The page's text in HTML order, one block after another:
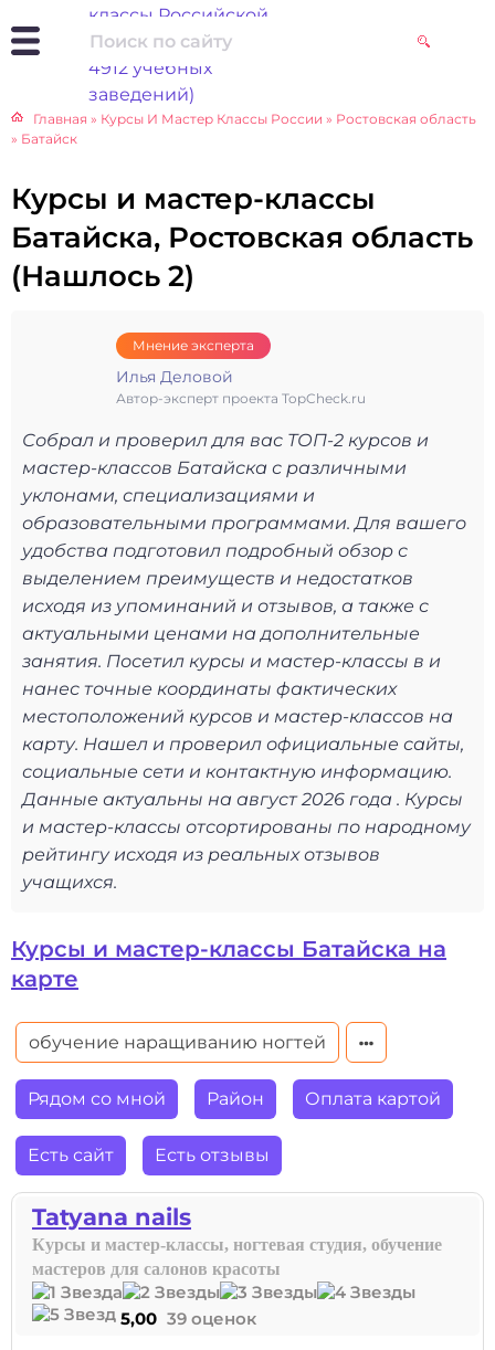
Главная » Курсы И Мастер Классы России » Ростовская область
» Батайск
Курсы и мастер-классы
Батайска, Ростовская область
(Нашлось 2)
Мнение эксперта
Илья Деловой
Автор-эксперт проекта TopCheck.ru
Собрал и проверил для вас ТОП-2 курсов и
мастер-классов Батайска с различными
уклонами, специализациями и
образовательными программами. Для вашего
удобства подготовил подробный обзор с
выделением преимуществ и недостатков
исходя из упоминаний и отзывов, а также с
актуальными ценами на дополнительные
занятия. Посетил курсы и мастер-классы в и
нанес точные координаты фактических
местоположений курсов и мастер-классов на
карту. Нашел и проверил официальные сайты,
социальные сети и контактную информацию.
Данные актуальны на август 2026 года . Курсы
и мастер-классы отсортированы по народному
рейтингу исходя из реальных отзывов
учащихся.
Курсы и мастер-классы Батайска на
карте
обучение наращиванию ногтей
Рядом со мной Район Оплата картой
Есть сайт Есть отзывы
Tatyana nails
Курсы и мастер-классы, ногтевая студия, обучение
мастеров для салонов красоты
5,00 39 оценок